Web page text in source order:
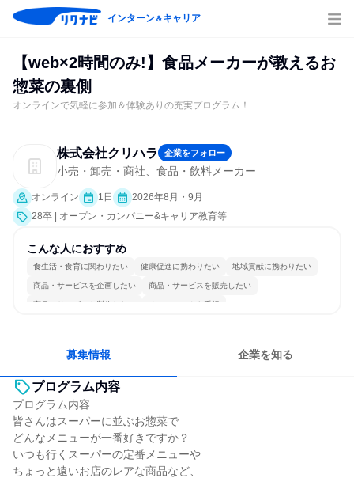
インターン＆キャリア
【web×2時間のみ!】食品メーカーが教えるお
惣菜の裏側
オンラインで気軽に参加＆体験ありの充実プログラム！
株式会社クリハラ 企業をフォロー
小売・卸売・商社、食品・飲料メーカー
オンライン 1日
2026年8月・9月
28卒 | オープン・カンパニー&キャリア教育等
こんな人におすすめ
食生活・食育に関わりたい 健康促進に携わりたい 地域貢献に携わりたい
商品・サービスを企画したい 商品・サービスを販売したい
商品・サービスを製作したい チームワークを重視
募集情報 企業を知る
プログラム内容
プログラム内容
皆さんはスーパーに並ぶお惣菜で
どんなメニューが一番好きですか？
いつも行くスーパーの定番メニューや
ちょっと遠いお店のレアな商品など、